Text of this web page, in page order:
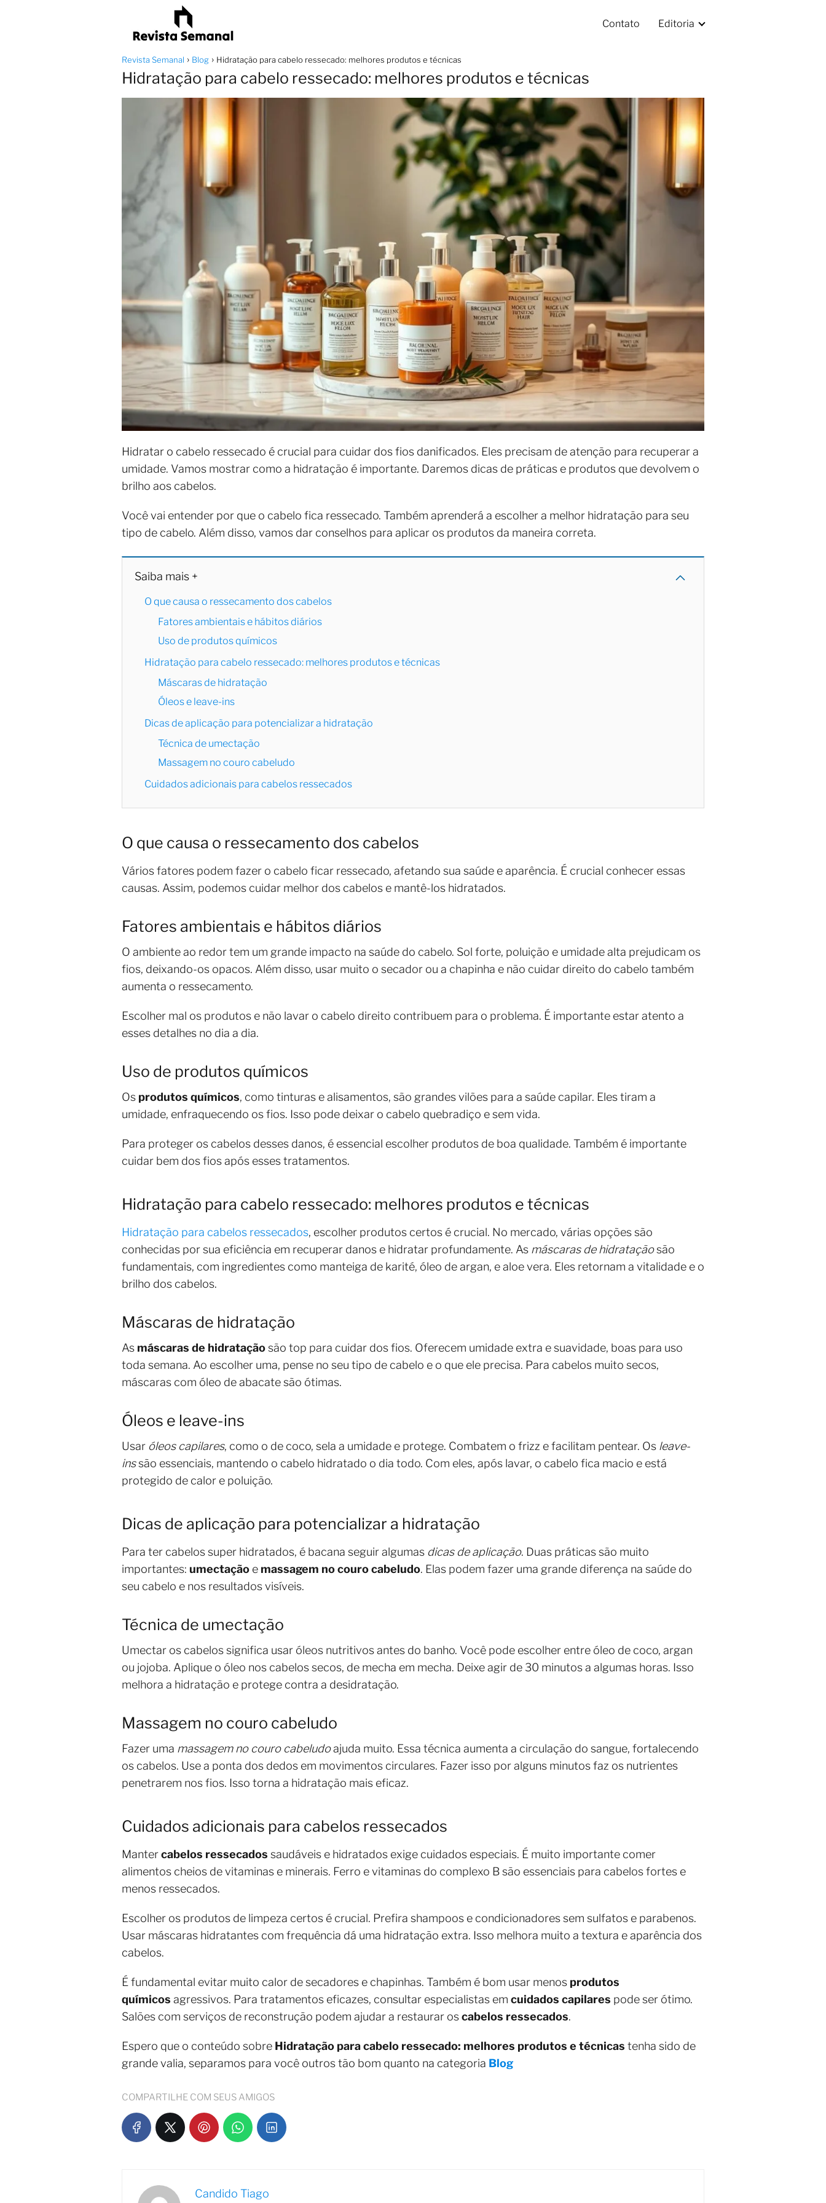
Contato Editoria
Revista Semanal Blog Hidratação para cabelo ressecado: melhores produtos e técnicas
Hidratação para cabelo ressecado: melhores produtos e técnicas
Hidratar o cabelo ressecado é crucial para cuidar dos fios danificados. Eles precisam de atenção para recuperar a
umidade. Vamos mostrar como a hidratação é importante. Daremos dicas de práticas e produtos que devolvem o
brilho aos cabelos.
Você vai entender por que o cabelo fica ressecado. Também aprenderá a escolher a melhor hidratação para seu
tipo de cabelo. Além disso, vamos dar conselhos para aplicar os produtos da maneira correta.
Saiba mais +
O que causa o ressecamento dos cabelos
Fatores ambientais e hábitos diários
Uso de produtos químicos
Hidratação para cabelo ressecado: melhores produtos e técnicas
Máscaras de hidratação
Óleos e leave-ins
Dicas de aplicação para potencializar a hidratação
Técnica de umectação
Massagem no couro cabeludo
Cuidados adicionais para cabelos ressecados
O que causa o ressecamento dos cabelos
Vários fatores podem fazer o cabelo ficar ressecado, afetando sua saúde e aparência. É crucial conhecer essas
causas. Assim, podemos cuidar melhor dos cabelos e mantê-los hidratados.
Fatores ambientais e hábitos diários
O ambiente ao redor tem um grande impacto na saúde do cabelo. Sol forte, poluição e umidade alta prejudicam os
fios, deixando-os opacos. Além disso, usar muito o secador ou a chapinha e não cuidar direito do cabelo também
aumenta o ressecamento.
Escolher mal os produtos e não lavar o cabelo direito contribuem para o problema. É importante estar atento a
esses detalhes no dia a dia.
Uso de produtos químicos
Os produtos químicos, como tinturas e alisamentos, são grandes vilões para a saúde capilar. Eles tiram a
umidade, enfraquecendo os fios. Isso pode deixar o cabelo quebradiço e sem vida.
Para proteger os cabelos desses danos, é essencial escolher produtos de boa qualidade. Também é importante
cuidar bem dos fios após esses tratamentos.
Hidratação para cabelo ressecado: melhores produtos e técnicas
Hidratação para cabelos ressecados, escolher produtos certos é crucial. No mercado, várias opções são
conhecidas por sua eficiência em recuperar danos e hidratar profundamente. As máscaras de hidrataçãosão
fundamentais, com ingredientes como manteiga de karité, óleo de argan, e aloe vera. Eles retornam a vitalidade e o
brilho dos cabelos.
Máscaras de hidratação
As máscaras de hidrataçãosão top para cuidar dos fios. Oferecem umidade extra e suavidade, boas para uso
toda semana. Ao escolher uma, pense no seu tipo de cabelo e o que ele precisa. Para cabelos muito secos,
máscaras com óleo de abacate são ótimas.
Óleos e leave-ins
Usar óleos capilares, como o de coco, sela a umidade e protege. Combatem o frizz e facilitam pentear. Os leave-
inssão essenciais, mantendo o cabelo hidratado o dia todo. Com eles, após lavar, o cabelo fica macio e está
protegido de calor e poluição.
Dicas de aplicação para potencializar a hidratação
Para ter cabelos super hidratados, é bacana seguir algumas dicas de aplicação. Duas práticas são muito
importantes: umectação e massagem no couro cabeludo. Elas podem fazer uma grande diferença na saúde do
seu cabelo e nos resultados visíveis.
Técnica de umectação
Umectar os cabelos significa usar óleos nutritivos antes do banho. Você pode escolher entre óleo de coco, argan
ou jojoba. Aplique o óleo nos cabelos secos, de mecha em mecha. Deixe agir de 30 minutos a algumas horas. Isso
melhora a hidratação e protege contra a desidratação.
Massagem no couro cabeludo
Fazer uma massagem no couro cabeludoajuda muito. Essa técnica aumenta a circulação do sangue, fortalecendo
os cabelos. Use a ponta dos dedos em movimentos circulares. Fazer isso por alguns minutos faz os nutrientes
penetrarem nos fios. Isso torna a hidratação mais eficaz.
Cuidados adicionais para cabelos ressecados
Mantercabelos ressecados saudáveis e hidratados exige cuidados especiais. É muito importante comer
alimentos cheios de vitaminas e minerais. Ferro e vitaminas do complexo B são essenciais para cabelos fortes e
menos ressecados.
Escolher os produtos de limpeza certos é crucial. Prefira shampoos e condicionadores sem sulfatos e parabenos.
Usar máscaras hidratantes com frequência dá uma hidratação extra. Isso melhora muito a textura e aparência dos
cabelos.
É fundamental evitar muito calor de secadores e chapinhas. Também é bom usar menos produtos
químicos agressivos. Para tratamentos eficazes, consultar especialistas em cuidados capilares pode ser ótimo.
Salões com serviços de reconstrução podem ajudar a restaurar oscabelos ressecados.
Espero que o conteúdo sobre Hidratação para cabelo ressecado: melhores produtos e técnicas tenha sido de
grande valia, separamos para você outros tão bom quanto na categoria Blog
COMPARTILHE COM SEUS AMIGOS
Candido Tiago